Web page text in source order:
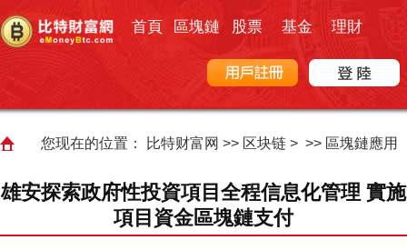
首頁 區塊鏈 股票 基金 理財
您现在的位置： 比特财富网 >> 区块链> >> 區塊鏈應用
雄安探索政府性投資項目全程信息化管理 實施
項目資金區塊鏈支付